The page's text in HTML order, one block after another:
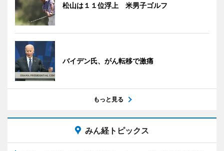
松山は１１位浮上 米男子ゴルフ
バイデン氏、がん転移で激痛
もっと見る
みん経トピックス